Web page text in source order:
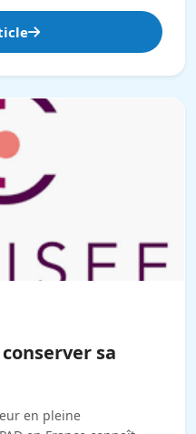
sa
en pleine